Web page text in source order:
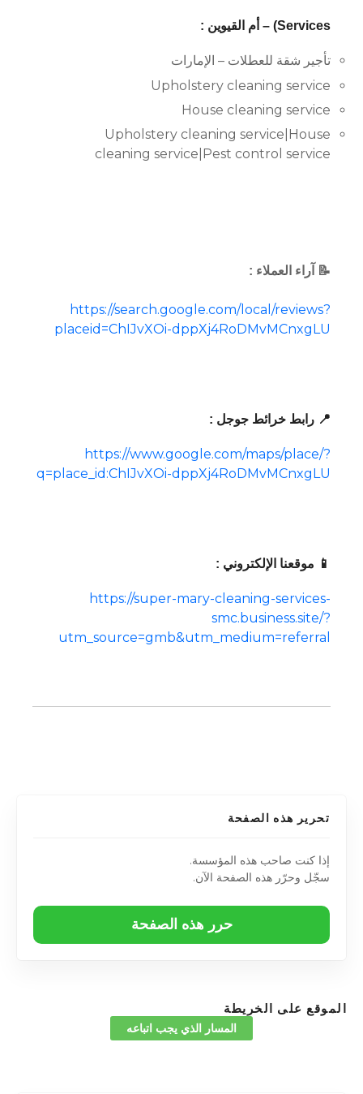
Services) – أم القيوين :
تأجير شقة للعطلات – الإمارات
Upholstery cleaning service
House cleaning service
Upholstery cleaning service|House
cleaning service|Pest control service
📝 آراء العملاء :
https://search.google.com/local/reviews?
placeid=ChIJvXOi-dppXj4RoDMvMCnxgLU
📍 رابط خرائط جوجل :
https://www.google.com/maps/place/?
q=place_id:ChIJvXOi-dppXj4RoDMvMCnxgLU
📱 موقعنا الإلكتروني :
https://super-mary-cleaning-services-
smc.business.site/?
utm_source=gmb&utm_medium=referral
تحرير هذه الصفحة
إذا كنت صاحب هذه المؤسسة.
سجّل وحرّر هذه الصفحة الآن.
حرر هذه الصفحة
الموقع على الخريطة
المسار الذي يجب اتباعه